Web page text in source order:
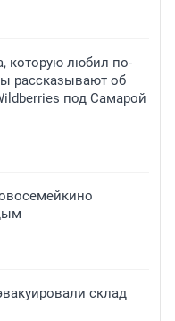
которую любил по-
рассказывают об
под Самарой
склад